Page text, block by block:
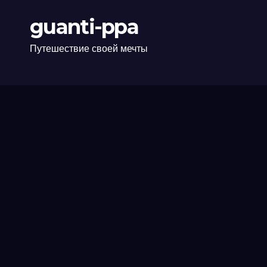
guanti-ppa
Путешествие своей мечты